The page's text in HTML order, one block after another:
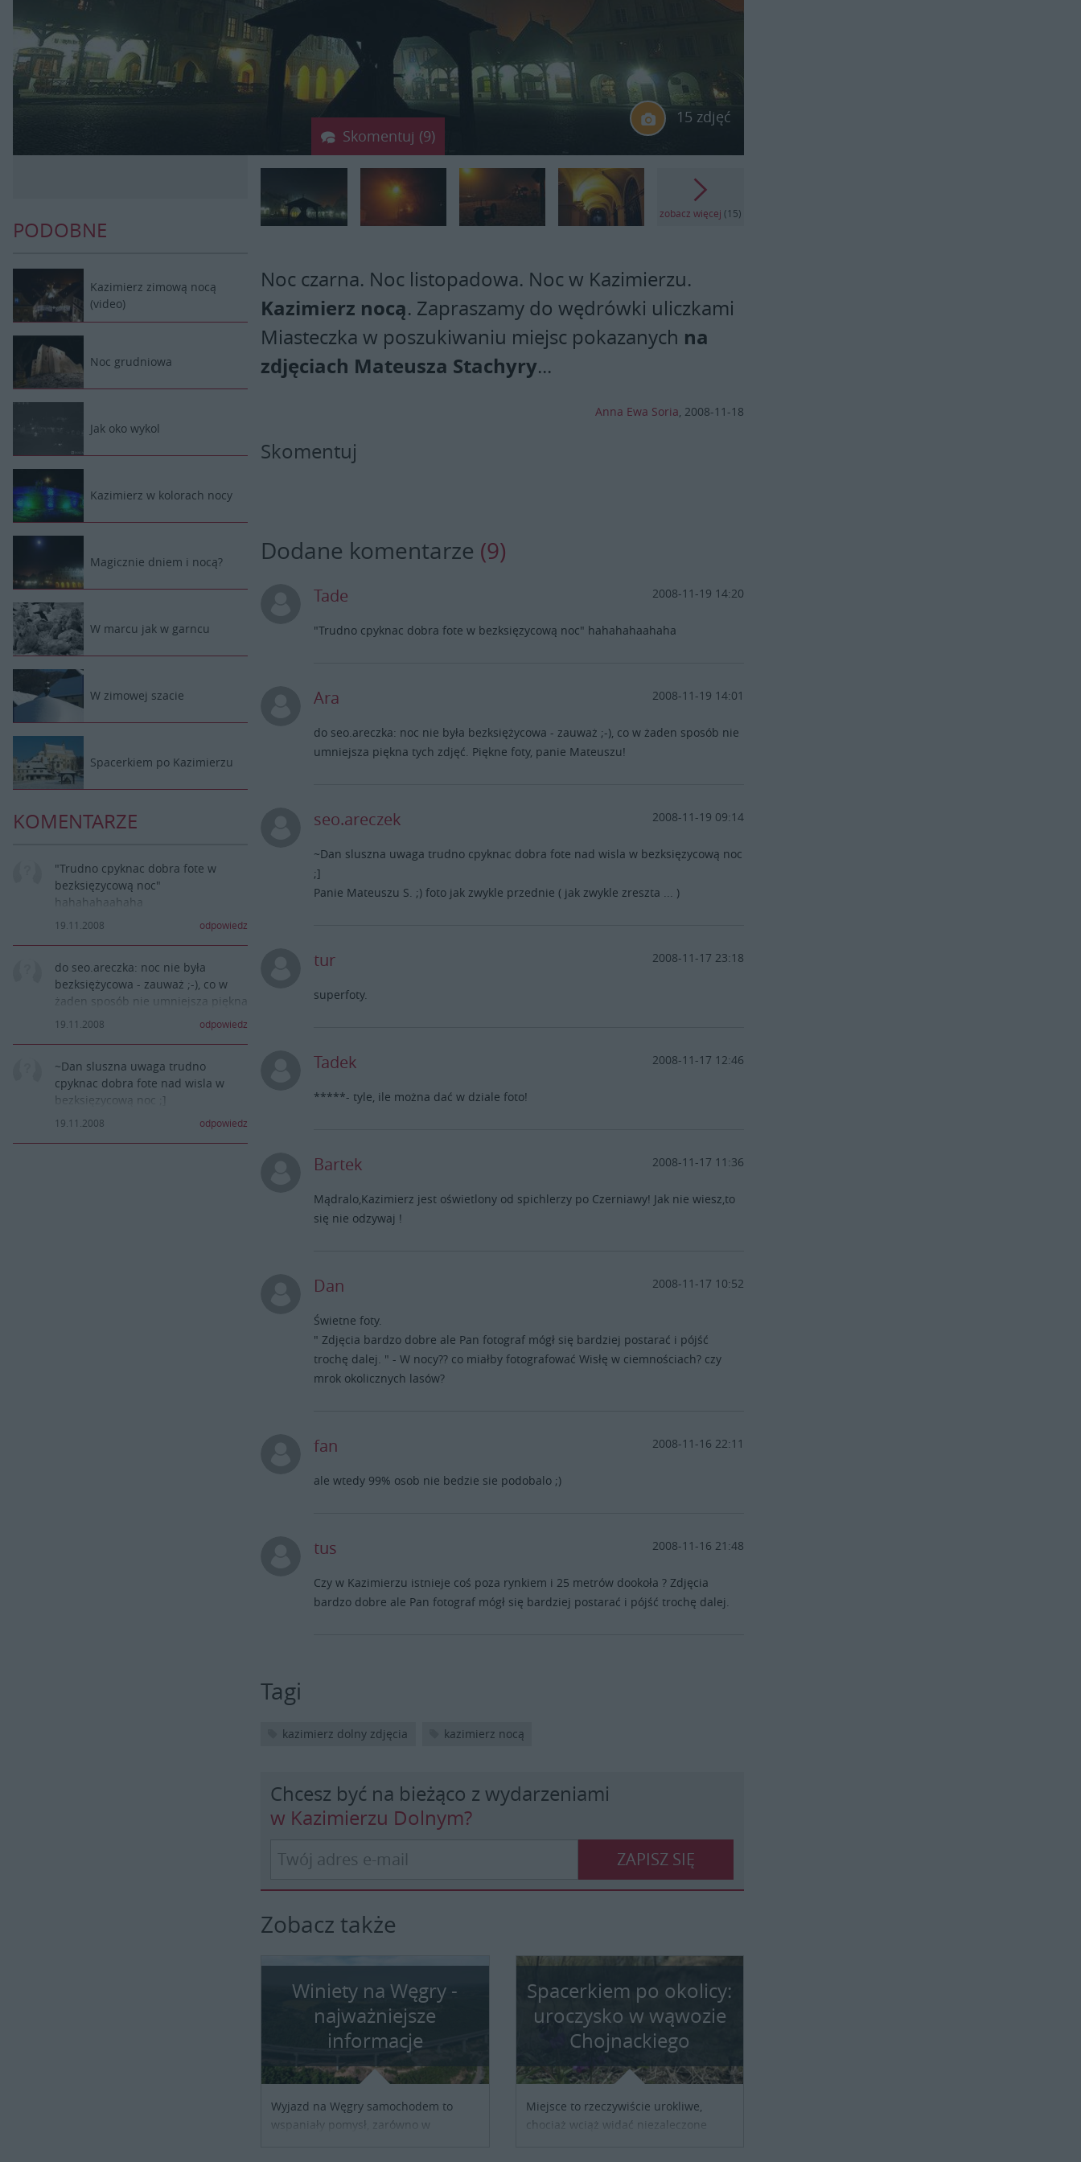
15 zdjęć
Skomentuj (9)
PODOBNE
Kazimierz zimową nocą
(video)
Noc grudniowa
Jak oko wykol
Kazimierz w kolorach nocy
Magicznie dniem i nocą?
W marcu jak w garncu
W zimowej szacie
Spacerkiem po Kazimierzu
KOMENTARZE
"Trudno cpyknac dobra fote w
bezksięzycową noc"
hahahahaahaha
19.11.2008 odpowiedz
do seo.areczka: noc nie była
bezksiężycowa - zauważ ;-), co w
żaden sposób nie umniejsza piękna
tych zdjęć. Piękne foty, panie
19.11.2008 odpowiedz
~Dan sluszna uwaga trudno
cpyknac dobra fote nad wisla w
bezksięzycową noc ;]
Panie Mateuszu S. ;) foto jak zwykle
przednie ( jak zwykle zreszta ... )
19.11.2008 odpowiedz
zobacz więcej (15)
Noc czarna. Noc listopadowa. Noc w Kazimierzu.
Kazimierz nocą. Zapraszamy do wędrówki uliczkami
Miasteczka w poszukiwaniu miejsc pokazanych na
zdjęciach Mateusza Stachyry...
Anna Ewa Soria 2008-11-18
Skomentuj
Dodane komentarze (9)
Tade 2008-11-19 14:20
"Trudno cpyknac dobra fote w bezksięzycową noc" hahahahaahaha
Ara 2008-11-19 14:01
do seo.areczka: noc nie była bezksiężycowa - zauważ ;-), co w żaden sposób nie
umniejsza piękna tych zdjęć. Piękne foty, panie Mateuszu!
seo.areczek 2008-11-19 09:14
~Dan sluszna uwaga trudno cpyknac dobra fote nad wisla w bezksięzycową noc
;]
Panie Mateuszu S. ;) foto jak zwykle przednie ( jak zwykle zreszta ... )
tur 2008-11-17 23:18
superfoty.
Tadek 2008-11-17 12:46
*****- tyle, ile można dać w dziale foto!
Bartek 2008-11-17 11:36
Mądralo,Kazimierz jest oświetlony od spichlerzy po Czerniawy! Jak nie wiesz,to
się nie odzywaj !
Dan 2008-11-17 10:52
Świetne foty.
" Zdjęcia bardzo dobre ale Pan fotograf mógł się bardziej postarać i pójść
trochę dalej. " - W nocy?? co miałby fotografować Wisłę w ciemnościach? czy
mrok okolicznych lasów?
fan 2008-11-16 22:11
ale wtedy 99% osob nie bedzie sie podobalo ;)
tus 2008-11-16 21:48
Czy w Kazimierzu istnieje coś poza rynkiem i 25 metrów dookoła ? Zdjęcia
bardzo dobre ale Pan fotograf mógł się bardziej postarać i pójść trochę dalej.
Tagi
kazimierz dolny zdjęcia kazimierz nocą
Chcesz być na bieżąco z wydarzeniami
w Kazimierzu Dolnym?
ZAPISZ SIĘ
Zobacz także
Winiety na Węgry -
najważniejsze
informacje
Wyjazd na Węgry samochodem to
wspaniały pomysł, zarówno w
Spacerkiem po okolicy:
uroczysko w wąwozie
Chojnackiego
Miejsce to rzeczywiście urokliwe,
chociaż wciąż widać niezaleczone